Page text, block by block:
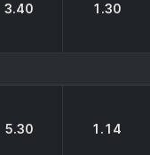
3.40 1.30
5.30 1.14